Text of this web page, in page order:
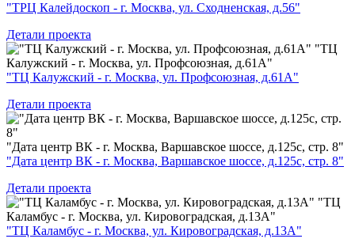
"ТРЦ Калейдоскоп - г. Москва, ул. Сходненская, д.56"
Детали проекта
"ТЦ
Калужский - г. Москва, ул. Профсоюзная, д.61А"
"ТЦ Калужский - г. Москва, ул. Профсоюзная, д.61А"
Детали проекта
"Дата центр ВК - г. Москва, Варшавское шоссе, д.125с, стр. 8"
"Дата центр ВК - г. Москва, Варшавское шоссе, д.125с, стр. 8"
Детали проекта
"ТЦ
Каламбус - г. Москва, ул. Кировоградская, д.13А"
"ТЦ Каламбус - г. Москва, ул. Кировоградская, д.13А"